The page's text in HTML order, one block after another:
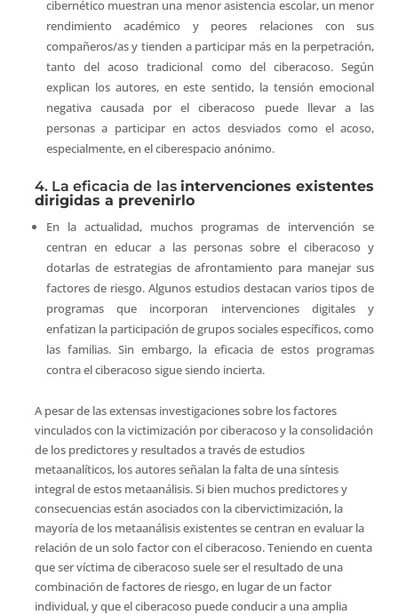
cibernético muestran una menor asistencia escolar, un menor
rendimiento académico y peores relaciones con sus
compañeros/as y tienden a participar más en la perpetración,
tanto del acoso tradicional como del ciberacoso. Según
explican los autores, en este sentido, la tensión emocional
negativa causada por el ciberacoso puede llevar a las
personas a participar en actos desviados como el acoso,
especialmente, en el ciberespacio anónimo.
4. La eficacia de las intervenciones existentes
dirigidas a prevenirlo
En la actualidad, muchos programas de intervención se
centran en educar a las personas sobre el ciberacoso y
dotarlas de estrategias de afrontamiento para manejar sus
factores de riesgo. Algunos estudios destacan varios tipos de
programas que incorporan intervenciones digitales y
enfatizan la participación de grupos sociales específicos, como
las familias. Sin embargo, la eficacia de estos programas
contra el ciberacoso sigue siendo incierta.
A pesar de las extensas investigaciones sobre los factores
vinculados con la victimización por ciberacoso y la consolidación
de los predictores y resultados a través de estudios
metaanalíticos, los autores señalan la falta de una síntesis
integral de estos metaanálisis. Si bien muchos predictores y
consecuencias están asociados con la cibervictimización, la
mayoría de los metaanálisis existentes se centran en evaluar la
relación de un solo factor con el ciberacoso. Teniendo en cuenta
que ser víctima de ciberacoso suele ser el resultado de una
combinación de factores de riesgo, en lugar de un factor
individual, y que el ciberacoso puede conducir a una amplia